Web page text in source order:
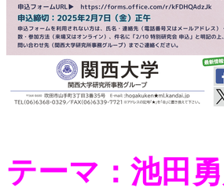
テーマ：池田